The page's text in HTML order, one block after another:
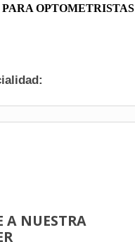
PARA OPTOMETRISTAS
A NUESTRA